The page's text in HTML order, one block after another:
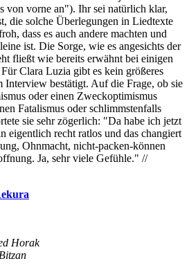
von vorne an"). Ihr sei natürlich klar,
die solche Überlegungen in Liedtexte
dass es auch andere machten und
ist. Die Sorge, wie es angesichts der
fließt wie bereits erwähnt bei einigen
Clara Luzia gibt es kein größeres
Interview bestätigt. Auf die Frage, ob sie
oder einen Zweckoptimismus
Fatalismus oder schlimmstenfalls
sie sehr zögerlich: "Da habe ich jetzt
eigentlich recht ratlos und das changiert
Ohnmacht, nicht-packen-können
Ja, sehr viele Gefühle." //
Horak